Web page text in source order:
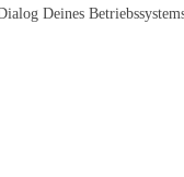
Deines